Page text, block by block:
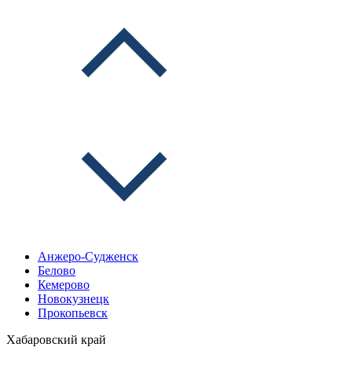
Анжеро-Судженск
Белово
Кемерово
Новокузнецк
Прокопьевск
Хабаровский край